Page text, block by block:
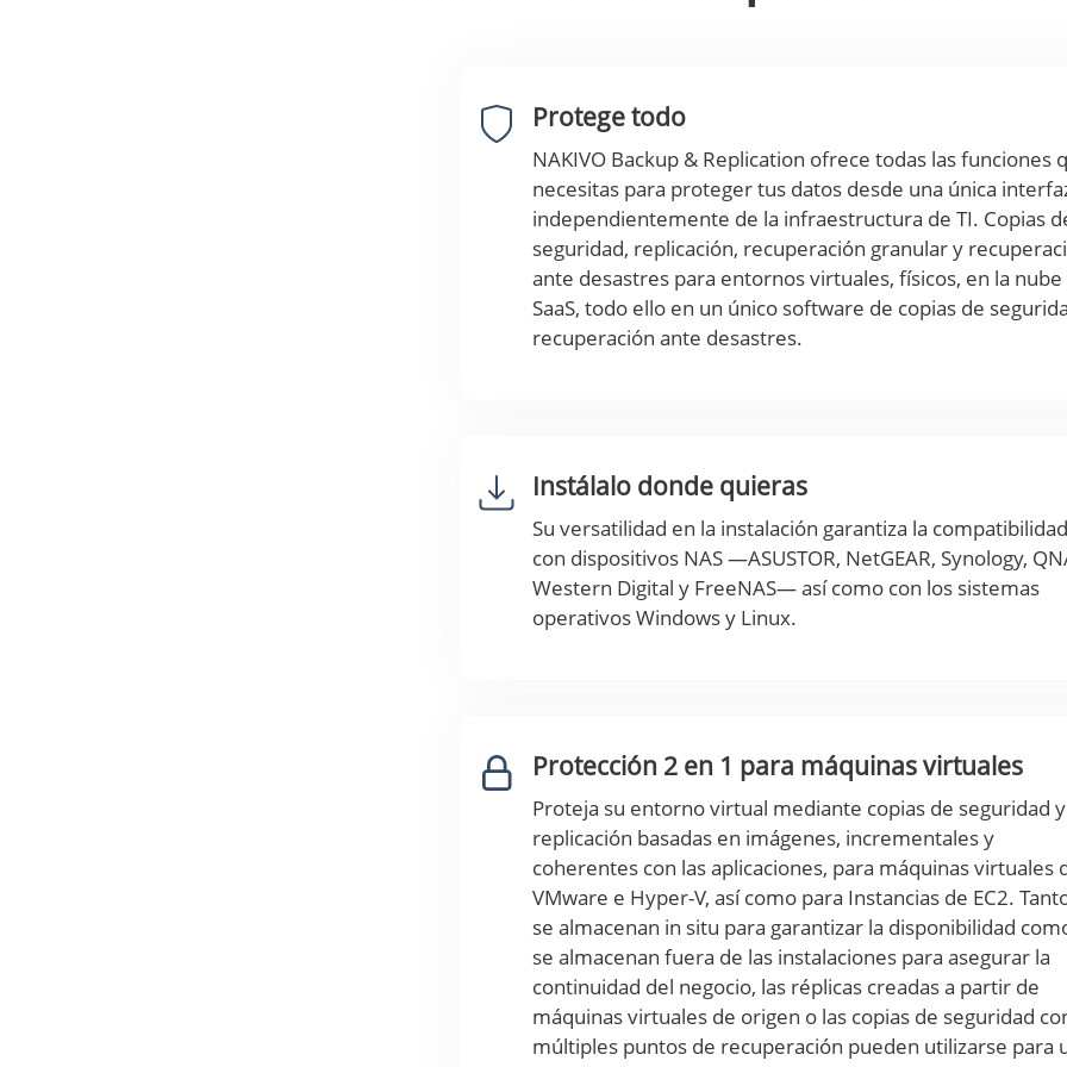
Protege todo
NAKIVO Backup & Replication ofrece todas las funciones
necesitas para proteger tus datos desde una única
independientemente de la infraestructura de TI. Copias
seguridad, replicación, recuperación granular y
ante desastres para entornos virtuales, físicos, en la nube
SaaS, todo ello en un único software de copias de
recuperación ante desastres.
Instálalo donde quieras
Su versatilidad en la instalación garantiza la compatibilidad
con dispositivos NAS —ASUSTOR, NetGEAR, Synology,
Western Digital y FreeNAS— así como con los sistemas
operativos Windows y Linux.
Protección 2 en 1 para máquinas virtuales
Proteja su entorno virtual mediante copias de seguridad y
replicación basadas en imágenes, incrementales y
coherentes con las aplicaciones, para máquinas virtuales
VMware e Hyper-V, así como para Instancias de EC2.
se almacenan in situ para garantizar la disponibilidad
se almacenan fuera de las instalaciones para asegurar la
continuidad del negocio, las réplicas creadas a partir de
máquinas virtuales de origen o las copias de seguridad
múltiples puntos de recuperación pueden utilizarse para